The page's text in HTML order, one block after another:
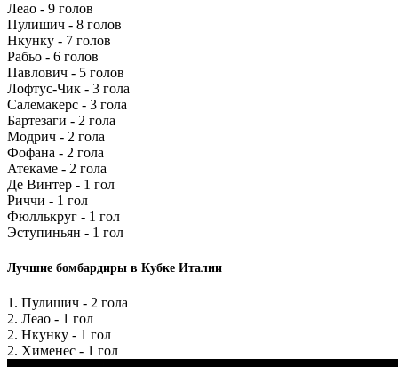
Леао - 9 голов
Пулишич - 8 голов
Нкунку - 7 голов
Рабьо - 6 голов
Павлович - 5 голов
Лофтус-Чик - 3 гола
Салемакерс - 3 гола
Бартезаги - 2 гола
Модрич - 2 гола
Фофана - 2 гола
Атекаме - 2 гола
Де Винтер - 1 гол
Риччи - 1 гол
Фюллькруг - 1 гол
Эступиньян - 1 гол
Лучшие бомбардиры в Кубке Италии
1. Пулишич - 2 гола
2. Леао - 1 гол
2. Нкунку - 1 гол
2. Хименес - 1 гол